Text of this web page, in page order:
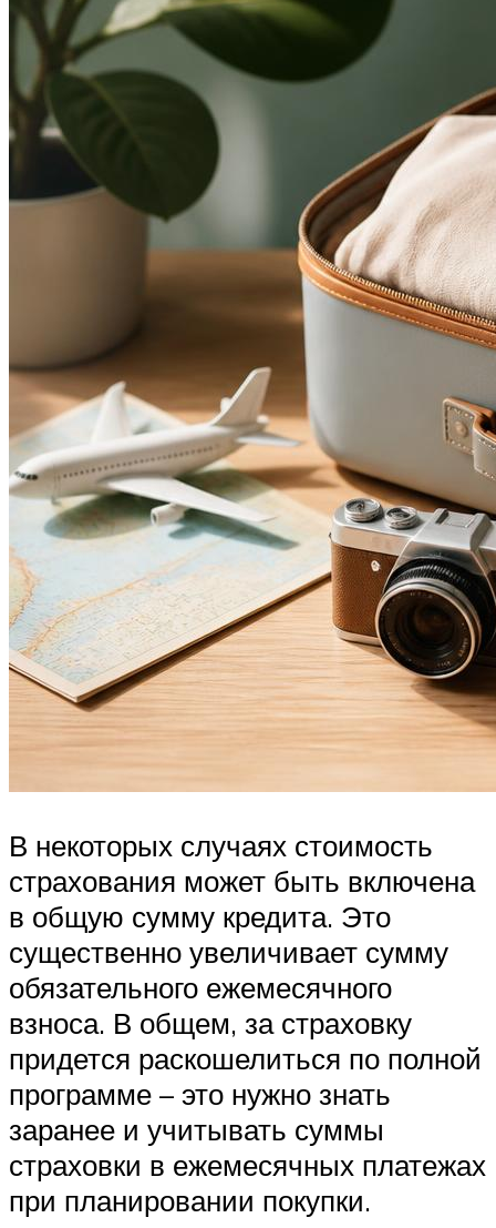
В некоторых случаях стоимость
страхования может быть включена
в общую сумму кредита. Это
существенно увеличивает сумму
обязательного ежемесячного
взноса. В общем, за страховку
придется раскошелиться по полной
программе – это нужно знать
заранее и учитывать суммы
страховки в ежемесячных платежах
при планировании покупки.